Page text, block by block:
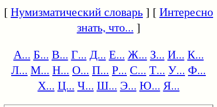
[Нумизматический словарь] [Интересно
знать, что... ]
А... Б... В... Г... Д... Е... Ж... З... И... К...
Л... М... Н... О... П... Р... С... Т... У... Ф...
Х... Ц... Ч... Ш... Э... Ю... Я...